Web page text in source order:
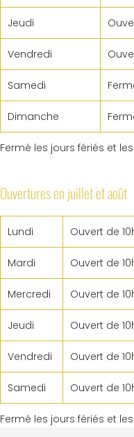
Jeudi
Vendredi
Samedi
Dimanche
Fermé les jours fériés et
Ouvertures en juillet et août
Lundi Ouvert de
Mardi Ouvert de
Mercredi Ouvert de
Jeudi Ouvert de
Vendredi Ouvert de
Samedi Ouvert de
Fermé les jours fériés et